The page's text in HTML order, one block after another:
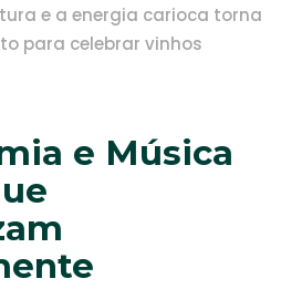
e a energia carioca torna
para celebrar vinhos
e Música